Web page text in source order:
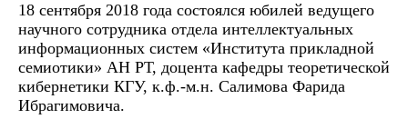
18 сентября 2018 года состоялся юбилей ведущего
научного сотрудника отдела интеллектуальных
информационных систем «Института прикладной
семиотики» АН РТ, доцента кафедры теоретической
кибернетики КГУ, к.ф.-м.н. Салимова Фарида
Ибрагимовича.